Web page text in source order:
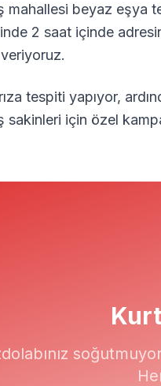
mahallesi beyaz eşya
2 saat içinde
tespiti yapıyor,
sakinleri için özel